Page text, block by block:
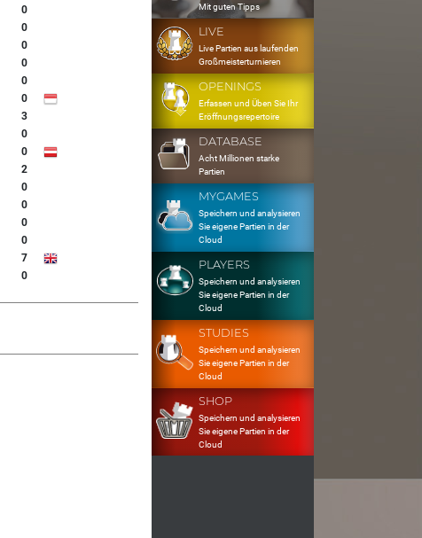
0
0
0
0
0
0
3
0
0
2
0
0
0
0
7
0
Mit guten Tipps
LIVE
Live Partien aus laufenden
Großmeisterturnieren
OPENINGS
Erfassen und Üben Sie Ihr
Eröffnungsrepertoire
DATABASE
Acht Millionen starke
Partien
MYGAMES
Speichern und analysieren
Sie eigene Partien in der
Cloud
PLAYERS
Speichern und analysieren
Sie eigene Partien in der
Cloud
STUDIES
Speichern und analysieren
Sie eigene Partien in der
Cloud
SHOP
Speichern und analysieren
Sie eigene Partien in der
Cloud